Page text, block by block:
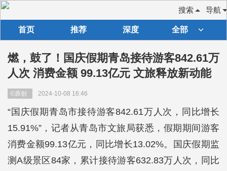
导航
搜索
首页 推荐 深度 全部
燃，鼓了！国庆假期青岛接待游客842.61万
人次 消费金额 99.13亿元 文旅释放新动能
©原创 2024-10-08 16:46
“国庆假期青岛市接待游客842.61万人次，同比增长
15.91%”，记者从青岛市文旅局获悉，假期期间游客
消费金额99.13亿元，同比增长13.02%。国庆假期监
测A级景区84家，累计接待游客632.83万人次，同比